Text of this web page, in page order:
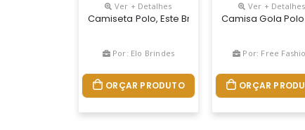
Ver + Detalhes
Camiseta Polo, Este Brinde Personalizado É
Por: Elo Brindes
ORÇAR PRODUTO
Ver + Detalhes
Camisa Gola
Por: Free
ORÇAR